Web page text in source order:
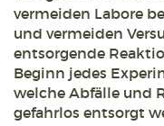
vermeiden Labore
und vermeiden
entsorgende
Beginn jedes
welche Abfälle und
gefahrlos entsorgt